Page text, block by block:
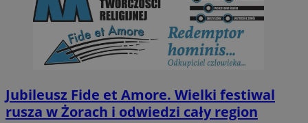
Jubileusz Fide et Amore. Wielki festiwal
rusza w Żorach i odwiedzi cały region